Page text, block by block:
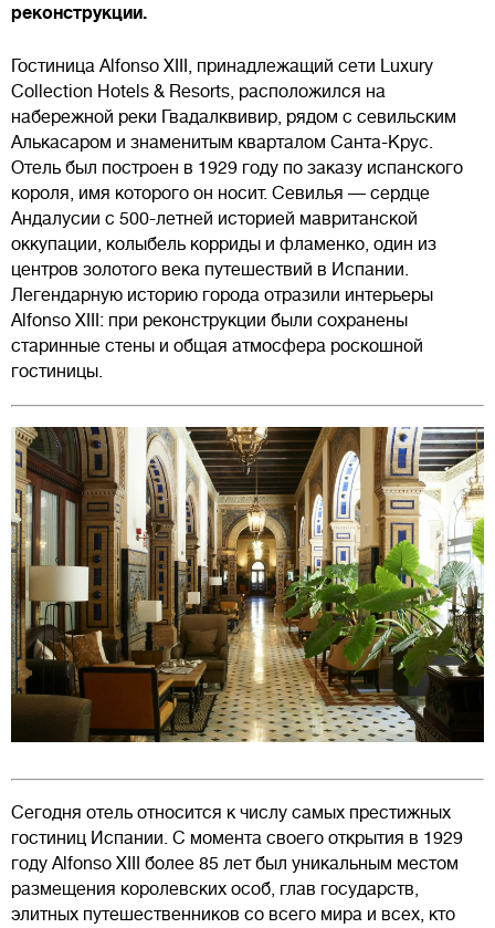
реконструкции.
Гостиница Alfonso XIII, принадлежащий сети Luxury
Collection Hotels & Resorts, расположился на
набережной реки Гвадалквивир, рядом с севильским
Алькасаром и знаменитым кварталом Санта-Крус.
Отель был построен в 1929 году по заказу испанского
короля, имя которого он носит. Севилья — сердце
Андалусии с 500-летней историей мавританской
оккупации, колыбель корриды и фламенко, один из
центров золотого века путешествий в Испании.
Легендарную историю города отразили интерьеры
Alfonso XIII: при реконструкции были сохранены
старинные стены и общая атмосфера роскошной
гостиницы.
Сегодня отель относится к числу самых престижных
гостиниц Испании. С момента своего открытия в 1929
году Alfonso XIII более 85 лет был уникальным местом
размещения королевских особ, глав государств,
элитных путешественников со всего мира и всех, кто